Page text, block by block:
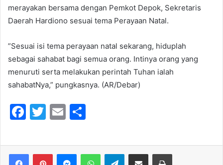
merayakan bersama dengan Pemkot Depok, Sekretaris
Daerah Hardiono sesuai tema Perayaan Natal.
”Sesuai isi tema perayaan natal sekarang, hiduplah
sebagai sahabat bagi semua orang. Intinya orang yang
menuruti serta melakukan perintah Tuhan ialah
sahabatNya,” pungkasnya. (AR/Debar)
F
c
e
T
itt
er
E
ai
l
ar
e
Telegram